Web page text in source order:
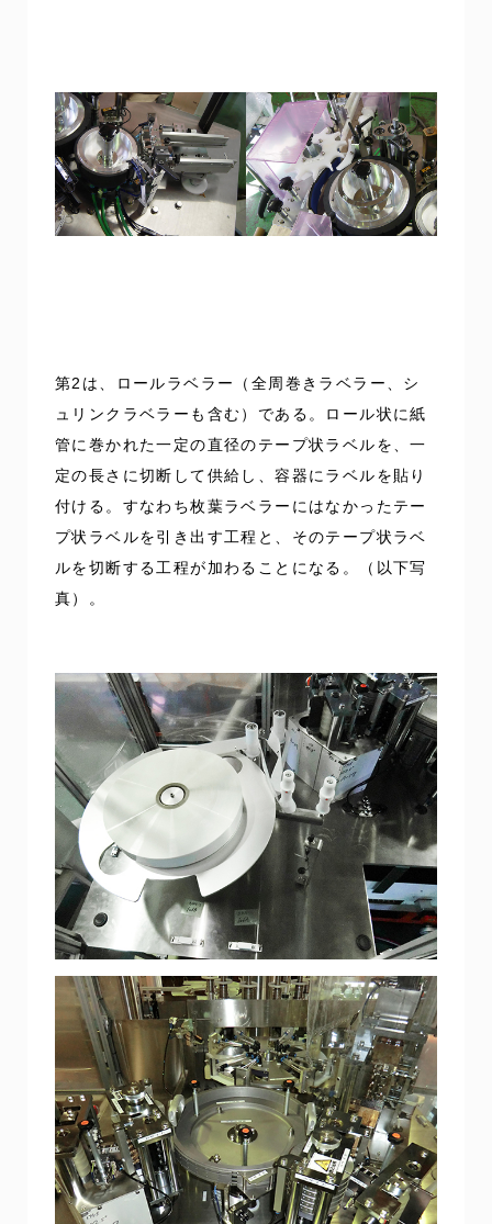
第2は、ロールラベラー（全周巻きラベラー、シ
ュリンクラベラーも含む）である。ロール状に紙
管に巻かれた一定の直径のテープ状ラベルを、一
定の長さに切断して供給し、容器にラベルを貼り
付ける。すなわち枚葉ラベラーにはなかったテー
プ状ラベルを引き出す工程と、そのテープ状ラベ
ルを切断する工程が加わることになる。（以下写
真）。